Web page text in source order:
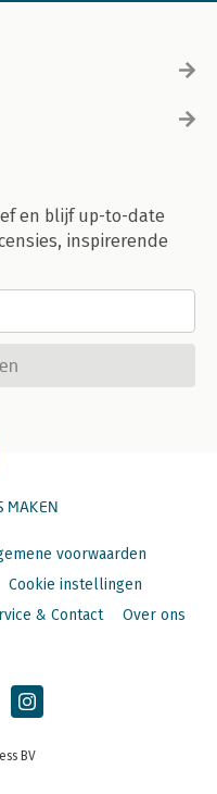
en blijf up-to-date
inspirerende
MAKEN
voorwaarden
Cookie instellingen
& Contact Over ons
BV